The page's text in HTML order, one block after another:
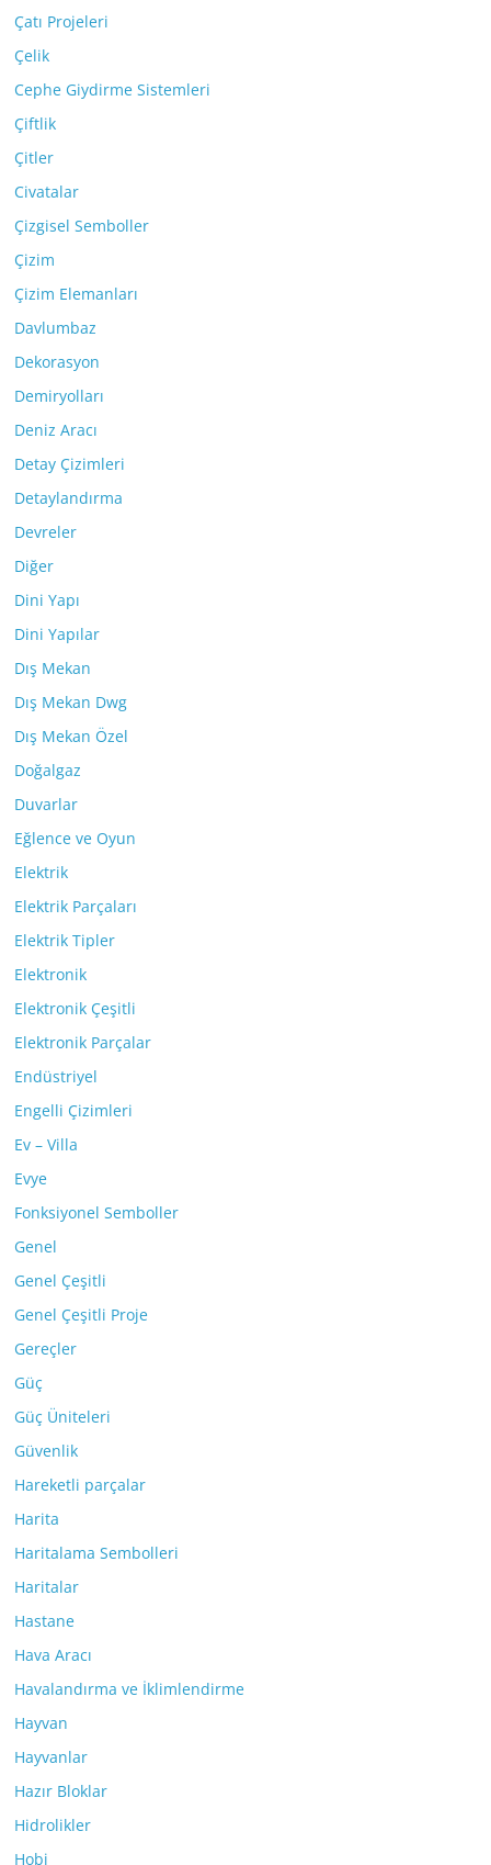
Çatı Projeleri
Çelik
Cephe Giydirme Sistemleri
Çiftlik
Çitler
Civatalar
Çizgisel Semboller
Çizim
Çizim Elemanları
Davlumbaz
Dekorasyon
Demiryolları
Deniz Aracı
Detay Çizimleri
Detaylandırma
Devreler
Diğer
Dini Yapı
Dini Yapılar
Dış Mekan
Dış Mekan Dwg
Dış Mekan Özel
Doğalgaz
Duvarlar
Eğlence ve Oyun
Elektrik
Elektrik Parçaları
Elektrik Tipler
Elektronik
Elektronik Çeşitli
Elektronik Parçalar
Endüstriyel
Engelli Çizimleri
Ev – Villa
Evye
Fonksiyonel Semboller
Genel
Genel Çeşitli
Genel Çeşitli Proje
Gereçler
Güç
Güç Üniteleri
Güvenlik
Hareketli parçalar
Harita
Haritalama Sembolleri
Haritalar
Hastane
Hava Aracı
Havalandırma ve İklimlendirme
Hayvan
Hayvanlar
Hazır Bloklar
Hidrolikler
Hobi